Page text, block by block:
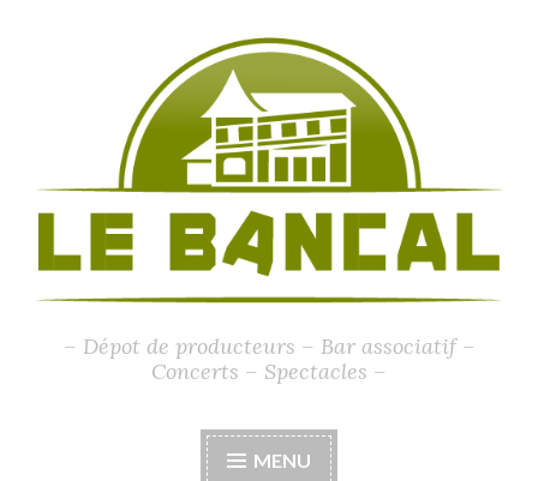
– Dépot de producteurs – Bar associatif –
Concerts – Spectacles –
MENU